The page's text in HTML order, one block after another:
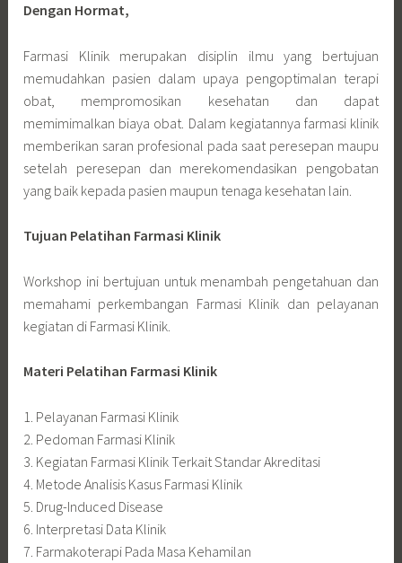
Dengan Hormat,
Farmasi Klinik merupakan disiplin ilmu yang bertujuan
memudahkan pasien dalam upaya pengoptimalan terapi
obat, mempromosikan kesehatan dan dapat
memimimalkan biaya obat. Dalam kegiatannya farmasi klinik
memberikan saran profesional pada saat peresepan maupu
setelah peresepan dan merekomendasikan pengobatan
yang baik kepada pasien maupun tenaga kesehatan lain.
Tujuan Pelatihan Farmasi Klinik
Workshop ini bertujuan untuk menambah pengetahuan dan
memahami perkembangan Farmasi Klinik dan pelayanan
kegiatan di Farmasi Klinik.
Materi Pelatihan Farmasi Klinik
1. Pelayanan Farmasi Klinik
2. Pedoman Farmasi Klinik
3. Kegiatan Farmasi Klinik Terkait Standar Akreditasi
4. Metode Analisis Kasus Farmasi Klinik
5. Drug-Induced Disease
6. Interpretasi Data Klinik
7. Farmakoterapi Pada Masa Kehamilan